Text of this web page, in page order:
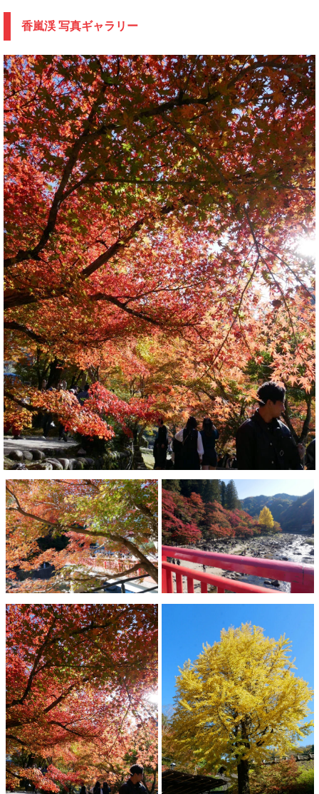
香嵐渓 写真ギャラリー